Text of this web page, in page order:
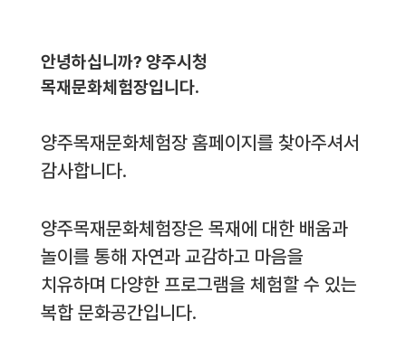
안녕하십니까? 양주시청
목재문화체험장입니다.
양주목재문화체험장 홈페이지를 찾아주셔서
감사합니다.
양주목재문화체험장은 목재에 대한 배움과
놀이를 통해 자연과 교감하고 마음을
치유하며 다양한 프로그램을 체험할 수 있는
복합 문화공간입니다.